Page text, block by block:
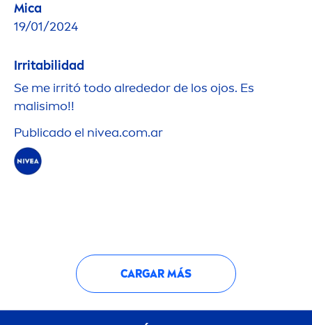
Mica
19/01/2024
Irritabilidad
Se me irritó todo alrededor de los ojos. Es
malisimo!!
Publicado el nivea.com.ar
CARGAR MÁS